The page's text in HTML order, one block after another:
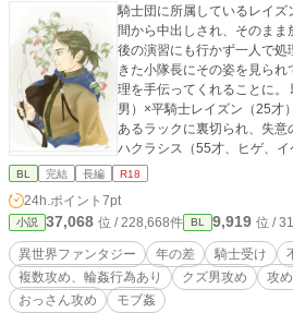
騎士団に所属しているレイ
間から中出しされ、そのま
後の演習にも行かず一人で
きた小隊長にその姿を見ら
理を手伝ってくれることに。 騎士ラック（クズ、子爵家三
男）×平騎士レイズン（25才）の
あるラックに裏切られ、失
ハクラシス（55才、ヒゲ、
やされたレイズンが彼に恋を
ありなので、苦手な方は注意してくだ
容のあるページに印をつけて
写が入ります。 他サイトでも投稿しています。 本編完結済
み。現在不定期で番外編を更
BL 完結 長編 R18
24h.ポイント 7pt
小説 37,068 位 / 228,668件 BL 9,919 位 /
異世界ファンタジー 年の差 騎士受け
複数攻め、輪姦行為あり
クズ男攻め 攻
おっさん攻め
モブ姦